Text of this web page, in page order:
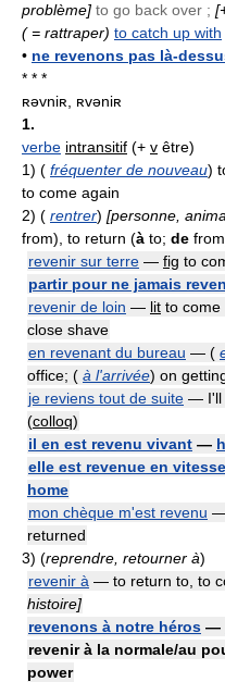
problème] to go back over ;
( = rattraper) to catch up with
• ne revenons pas là-
* * *
ʀəvniʀ, ʀvəniʀ
1.
verbe intransitif (+ v être)
1) ( fréquenter de nouveau)
to come again
2) ( rentrer) [personne,
from), to return (à to; de
revenir sur terre — fig to
partir pour ne jamais
revenir de loin — lit to come
close shave
en revenant du bureau — (
office; ( à l'arrivée) on
je reviens tout de suite — I'll
(colloq)
il en est revenu vivant —
elle est revenue en
home
mon chèque m'est revenu
returned
3) (reprendre, retourner à)
revenir à — to return to, to
histoire]
revenons à notre héros —
revenir à la normale/au
power